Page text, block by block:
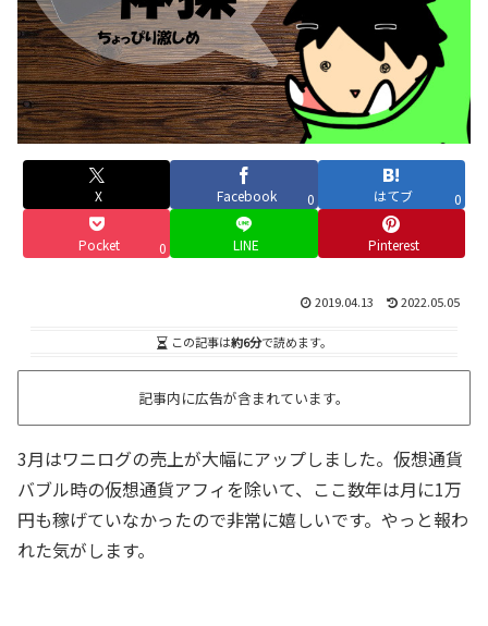
X Facebook 0 はてブ 0
Pocket 0 LINE Pinterest
2019.04.13 2022.05.05
この記事は約6分で読めます。
記事内に広告が含まれています。
3月はワニログの売上が大幅にアップしました。仮想通貨
バブル時の仮想通貨アフィを除いて、ここ数年は月に1万
円も稼げていなかったので非常に嬉しいです。やっと報わ
れた気がします。